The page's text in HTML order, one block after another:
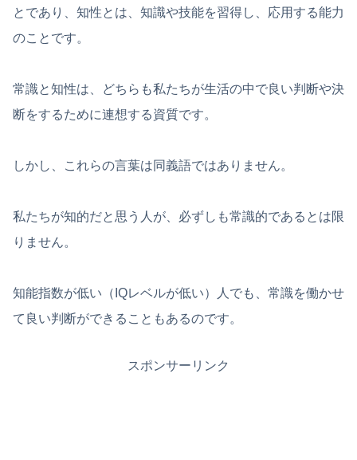
とであり、知性とは、知識や技能を習得し、応用する能力
のことです。
常識と知性は、どちらも私たちが生活の中で良い判断や決
断をするために連想する資質です。
しかし、これらの言葉は同義語ではありません。
私たちが知的だと思う人が、必ずしも常識的であるとは限
りません。
知能指数が低い（IQレベルが低い）人でも、常識を働かせ
て良い判断ができることもあるのです。
スポンサーリンク